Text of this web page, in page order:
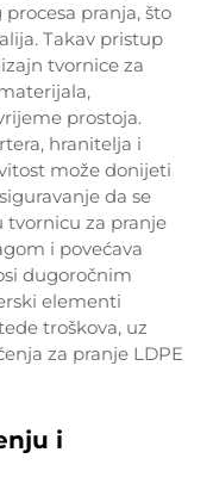
pranja, što
Takav pristup
tvornice za
prostoja.
hranitelja i
može donijeti
da se
tvornicu za pranje
i povećava
dugoročnim
elementi
troškova, uz
za pranje LDPE
i